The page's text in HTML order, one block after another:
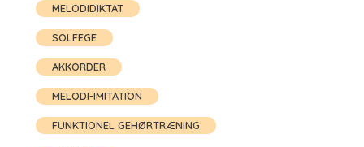
MELODIDIKTAT
SOLFEGE
AKKORDER
MELODI-IMITATION
FUNKTIONEL GEHØRTRÆNING